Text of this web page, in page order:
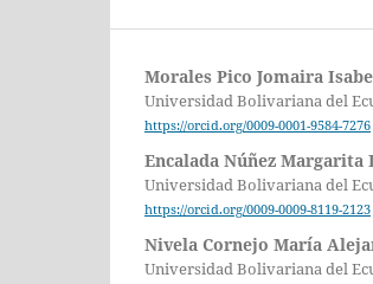
Morales Pico Jomaira
Universidad Bolivariana del
https://orcid.org/0009-0001-9584-7276
Encalada Núñez Margarita
Universidad Bolivariana del
https://orcid.org/0009-0009-8119-2123
Nivela Cornejo María
Universidad Bolivariana del